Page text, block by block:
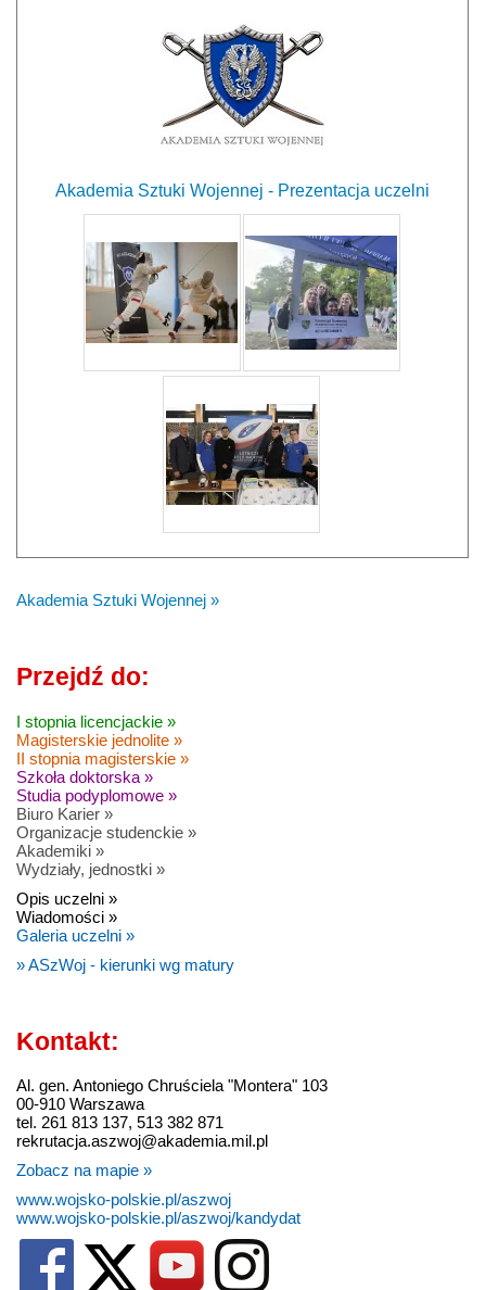
Akademia Sztuki Wojennej - Prezentacja uczelni
Akademia Sztuki Wojennej »
Przejdź do:
I stopnia licencjackie »
Magisterskie jednolite »
II stopnia magisterskie »
Szkoła doktorska »
Studia podyplomowe »
Biuro Karier »
Organizacje studenckie »
Akademiki »
Wydziały, jednostki »
Opis uczelni »
Wiadomości »
Galeria uczelni »
» ASzWoj - kierunki wg matury
Kontakt:
Al. gen. Antoniego Chruściela "Montera" 103
00-910 Warszawa
tel. 261 813 137, 513 382 871
rekrutacja.aszwoj@akademia.mil.pl
Zobacz na mapie »
www.wojsko-polskie.pl/aszwoj
www.wojsko-polskie.pl/aszwoj/kandydat